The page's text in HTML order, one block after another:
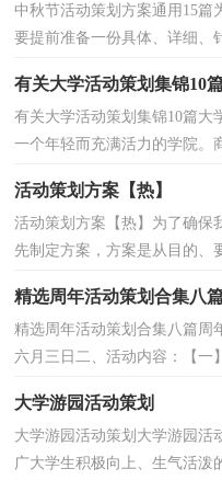
中秋节活动策划方案通用15篇
要提前准备一份具体、详细、
有关大学活动策划集锦10
有关大学活动策划集锦10篇大
一个年轻而充满活力的学院。
活动策划方案【热】
活动策划方案【热】为了确保
先制定方案，方案是从目的、
精选周年活动策划合集八
精选周年活动策划合集八篇周
六月三日二、活动内容：【一
大学游园活动策划
大学游园活动策划大学游园活
广大学生积极向上、生气活泼